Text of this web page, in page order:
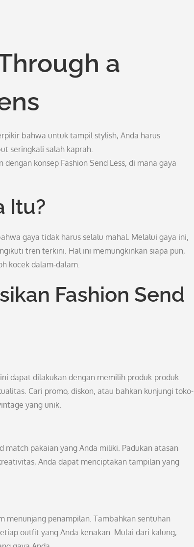
a
bahwa untuk tampil stylish, Anda harus
seringkali salah kaprah.
konsep Fashion Send Less, di mana gaya
Itu?
gaya tidak harus selalu mahal. Melalui gaya ini,
tren terkini. Hal ini memungkinkan siapa pun,
kocek dalam-dalam.
Fashion Send
dapat dilakukan dengan memilih produk-produk
Cari promo, diskon, atau bahkan kunjungi toko-
yang unik.
pakaian yang Anda miliki. Padukan atasan
Anda dapat menciptakan tampilan yang
menunjang penampilan. Tambahkan sentuhan
outfit yang Anda kenakan. Mulai dari kalung,